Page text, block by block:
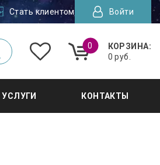
Стать клиентом Войти
0
КОРЗИНА:
0 руб.
УСЛУГИ КОНТАКТЫ